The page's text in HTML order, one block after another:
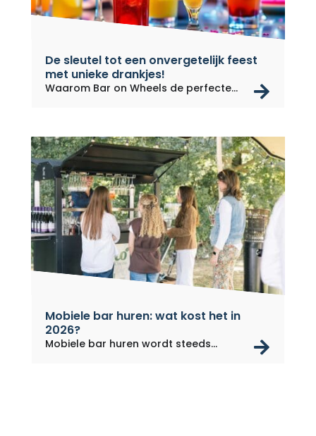
De sleutel tot een onvergetelijk feest
met unieke drankjes!
Waarom Bar on Wheels de perfecte
Mobiele bar huren: wat kost het in
2026?
Mobiele bar huren wordt steeds...